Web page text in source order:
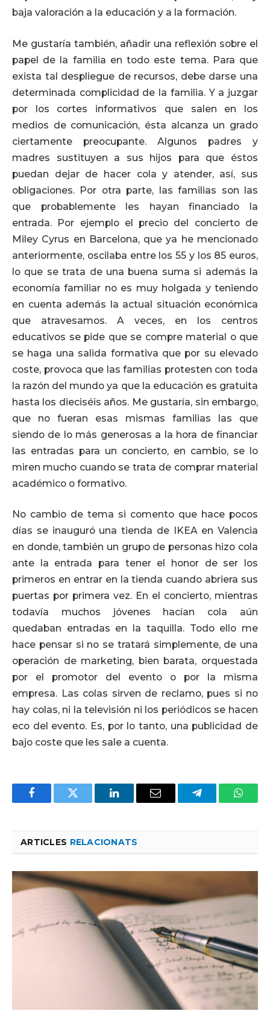
baja valoración a la educación y a la formación.
Me gustaría también, añadir una reflexión sobre el
papel de la familia en todo este tema. Para que
exista tal despliegue de recursos, debe darse una
determinada complicidad de la familia. Y a juzgar
por los cortes informativos que salen en los
medios de comunicación, ésta alcanza un grado
ciertamente preocupante. Algunos padres y
madres sustituyen a sus hijos para que éstos
puedan dejar de hacer cola y atender, así, sus
obligaciones. Por otra parte, las familias son las
que probablemente les hayan financiado la
entrada. Por ejemplo el precio del concierto de
Miley Cyrus en Barcelona, que ya he mencionado
anteriormente, oscilaba entre los 55 y los 85 euros,
lo que se trata de una buena suma si además la
economía familiar no es muy holgada y teniendo
en cuenta además la actual situación económica
que atravesamos. A veces, en los centros
educativos se pide que se compre material o que
se haga una salida formativa que por su elevado
coste, provoca que las familias protesten con toda
la razón del mundo ya que la educación es gratuita
hasta los dieciséis años. Me gustaría, sin embargo,
que no fueran esas mismas familias las que
siendo de lo más generosas a la hora de financiar
las entradas para un concierto, en cambio, se lo
miren mucho cuando se trata de comprar material
académico o formativo.
No cambio de tema si comento que hace pocos
días se inauguró una tienda de IKEA en Valencia
en donde, también un grupo de personas hizo cola
ante la entrada para tener el honor de ser los
primeros en entrar en la tienda cuando abriera sus
puertas por primera vez. En el concierto, mientras
todavía muchos jóvenes hacían cola aún
quedaban entradas en la taquilla. Todo ello me
hace pensar si no se tratará simplemente, de una
operación de marketing, bien barata, orquestada
por el promotor del evento o por la misma
empresa. Las colas sirven de reclamo, pues si no
hay colas, ni la televisión ni los periódicos se hacen
eco del evento. Es, por lo tanto, una publicidad de
bajo coste que les sale a cuenta.
FacebookTwitter LinkedInEmail Telegram
ARTICLES RELACIONATS